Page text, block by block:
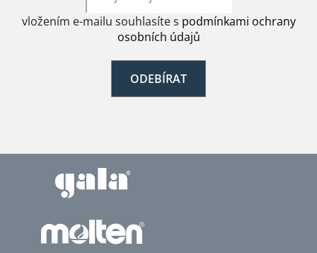
vložením e-mailu souhlasíte s podmínkami ochrany
osobních údajů
ODEBÍRAT